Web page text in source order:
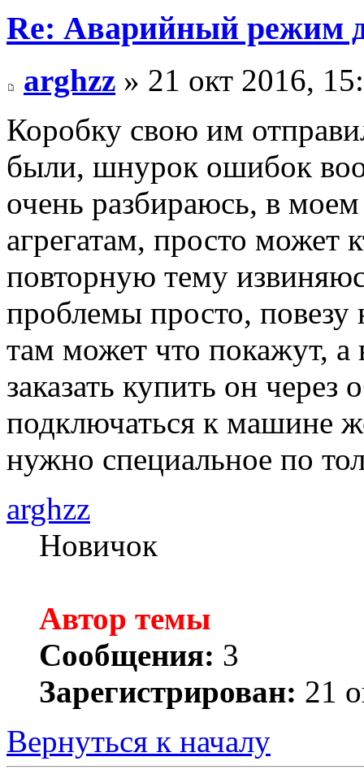
Re: Аварийный режим
arghzz » 21 окт 2016,
Коробку свою им
были, шнурок ошибок
очень разбираюсь, в
агрегатам, просто может
повторную тему
проблемы просто, повезу
там может что покажут, а
заказать купить он
подключаться к машине
нужно специальное по
arghzz
Новичок
Автор темы
Сообщения: 3
Зарегистрирован: 21
Вернуться к началу